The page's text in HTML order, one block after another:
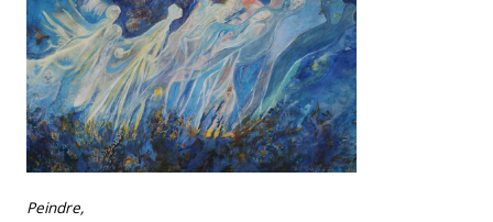
Peindre,